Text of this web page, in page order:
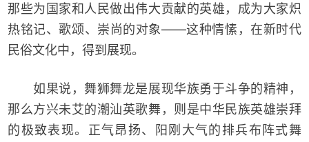
那些为国家和人民做出伟大贡献的英雄，成为大家炽
热铭记、歌颂、崇尚的对象——这种情愫，在新时代
民俗文化中，得到展现。
如果说，舞狮舞龙是展现华族勇于斗争的精神，
那么方兴未艾的潮汕英歌舞，则是中华民族英雄崇拜
的极致表现。正气昂扬、阳刚大气的排兵布阵式舞